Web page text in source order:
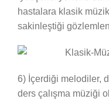
hastalara klasik
sakinleştiği
6) İçerdiği melodiler,
ders çalışma müziği